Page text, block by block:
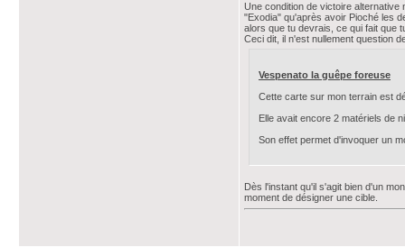
Une condition de victoire alternative
"Exodia" qu'après avoir Pioché les
alors que tu devrais, ce qui fait que
Ceci dit, il n'est nullement question
Vespenato la guêpe foreuse
Cette carte sur mon terrain est
Elle avait encore 2 matériels de
Son effet permet d'invoquer un
Dès l'instant qu'il s'agit bien d'un
moment de désigner une cible.